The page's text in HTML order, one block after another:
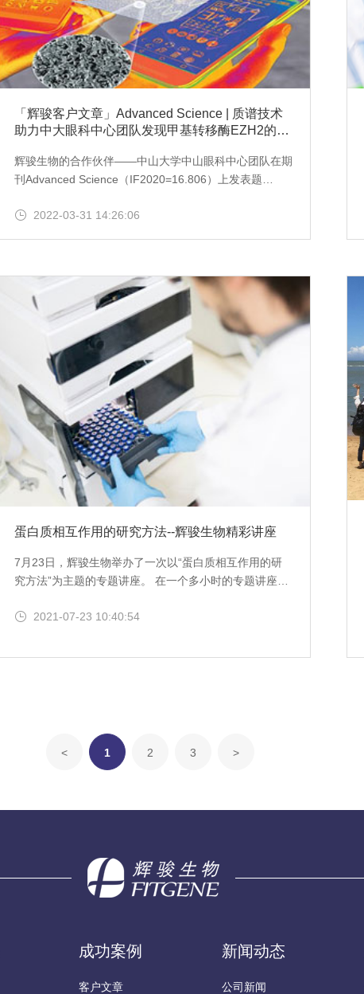
「辉骏客户文章」Advanced Science | 质谱技术
助力中大眼科中心团队发现甲基转移酶EZH2的去
辉骏生物的合作伙伴——中山大学中山眼科中心团队在期
刊Advanced Science（IF2020=16.806）上发表题
S21 Promotes Epithelial-Mesenchymal Transition in
（EMT）中非常重要。辉骏生物为本研究提供了蛋白质
谱检测和分析服务（LC-MS/MS）。
2022-03-31 14:26:06
蛋白质相互作用的研究方法--辉骏生物精彩讲座
7月23日，辉骏生物举办了一次以“蛋白质相互作用的研
究方法”为主题的专题讲座。 ​在一个多小时的专题讲座
备与技术。深入探讨了蛋白质相互作用的现状和未来。从
2021-07-23 10:40:54
< 1 2 3 >
成功案例
客户文章
新闻动态
公司新闻